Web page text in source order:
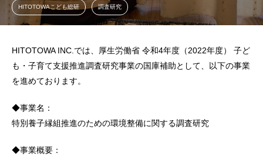
HITOTOWAこども総研 調査研究
HITOTOWA INC.では、厚生労働省 令和4年度（2022年度） 子ど
も・子育て支援推進調査研究事業の国庫補助として、以下の事業
を進めております。
◆事業名：
特別養子縁組推進のための環境整備に関する調査研究
◆事業概要：